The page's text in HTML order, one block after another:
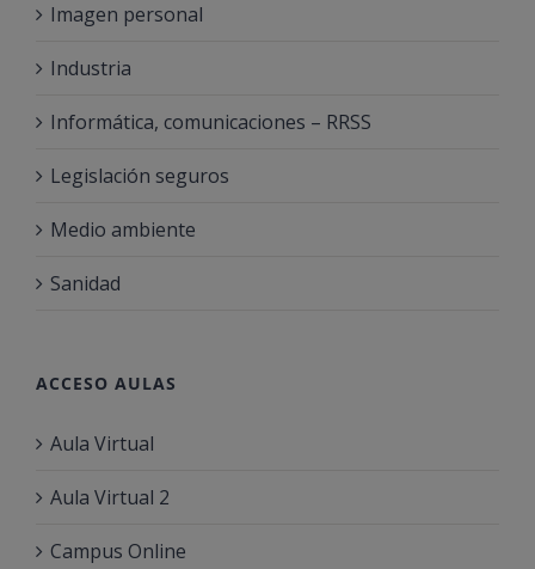
Imagen personal
Industria
Informática, comunicaciones – RRSS
Legislación seguros
Medio ambiente
Sanidad
ACCESO AULAS
Aula Virtual
Aula Virtual 2
Campus Online